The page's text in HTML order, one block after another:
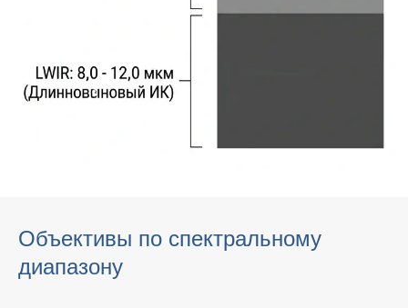
Объективы по спектральному
диапазону